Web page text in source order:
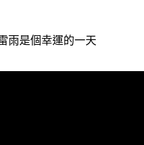
雨是個幸運的一天